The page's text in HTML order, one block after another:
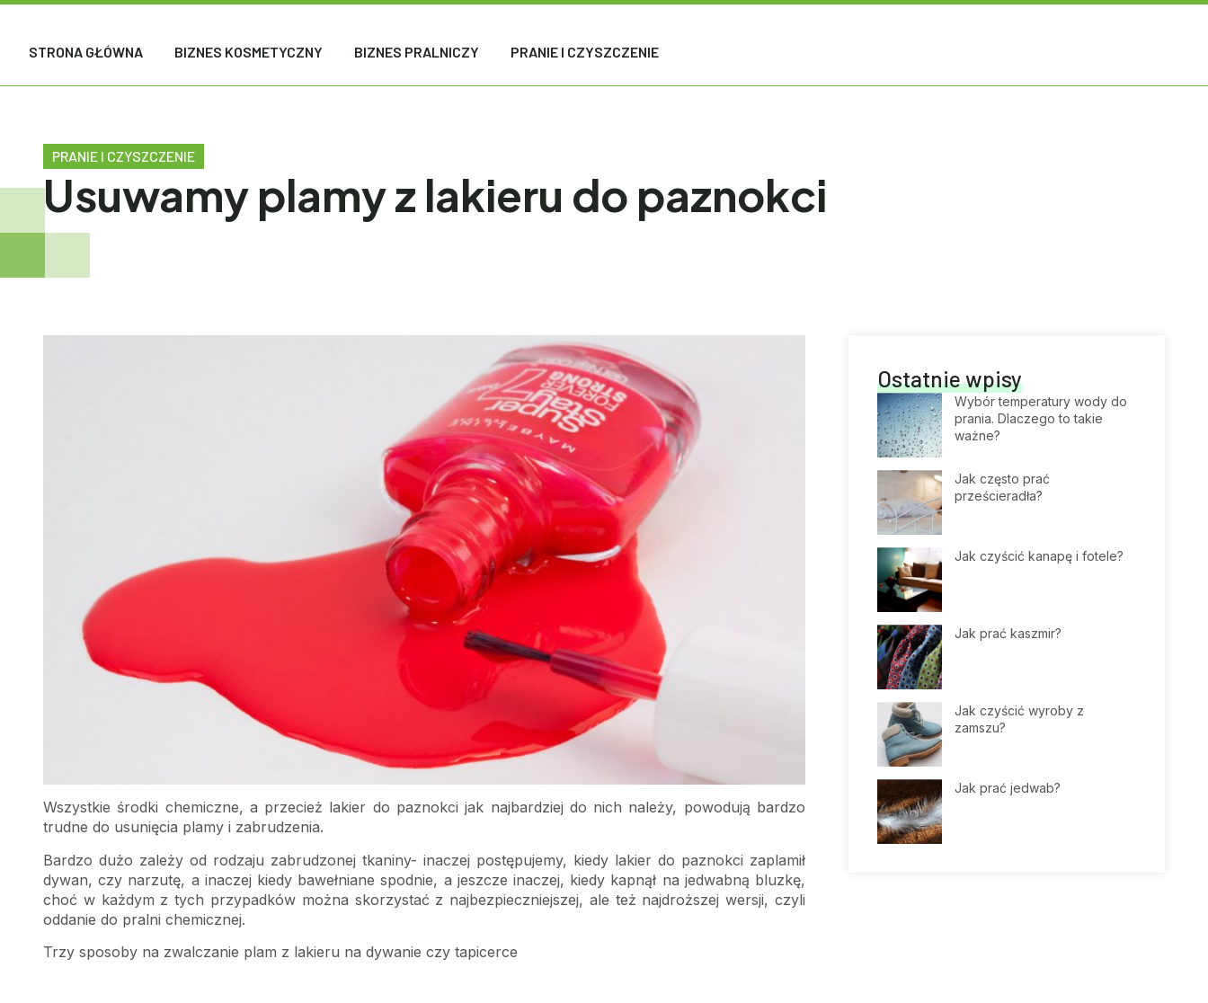
STRONA GŁÓWNA BIZNES KOSMETYCZNY BIZNES PRALNICZY PRANIE I CZYSZCZENIE
PRANIE I CZYSZCZENIE
Usuwamy plamy z lakieru do paznokci
Wszystkie środki chemiczne, a przecież lakier do paznokci jak najbardziej do nich należy, powodują bardzo
trudne do usunięcia plamy i zabrudzenia.
Bardzo dużo zależy od rodzaju zabrudzonej tkaniny- inaczej postępujemy, kiedy lakier do paznokci zaplamił
dywan, czy narzutę, a inaczej kiedy bawełniane spodnie, a jeszcze inaczej, kiedy kapnął na jedwabną bluzkę,
choć w każdym z tych przypadków można skorzystać z najbezpieczniejszej, ale też najdroższej wersji, czyli
oddanie do pralni chemicznej.
Trzy sposoby na zwalczanie plam z lakieru na dywanie czy tapicerce
Ostatnie wpisy
Wybór temperatury wody do
prania. Dlaczego to takie
ważne?
Jak często prać
prześcieradła?
Jak czyścić kanapę i fotele?
Jak prać kaszmir?
Jak czyścić wyroby z
zamszu?
Jak prać jedwab?